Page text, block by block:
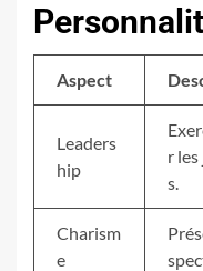
Aspect
Leaders
hip
r
s.
Charism
e